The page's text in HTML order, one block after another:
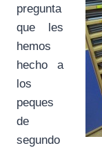
pregunta
que les
hemos
hecho a
los
peques
de
segundo